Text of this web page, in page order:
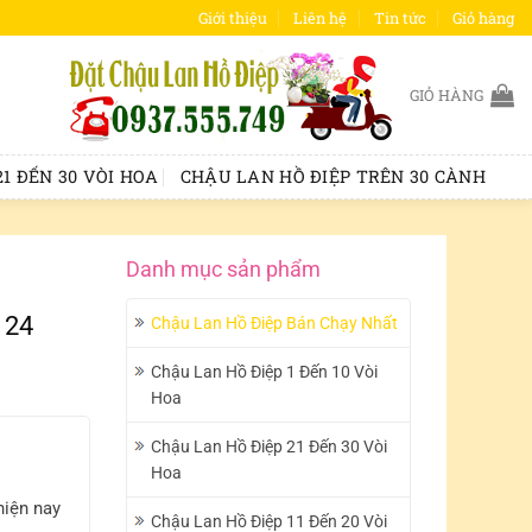
Giới thiệu Liên hệ Tin tức Giỏ hàng
GIỎ HÀNG
ĐẾN 30 VÒI HOA CHẬU LAN HỒ ĐIỆP TRÊN 30 CÀNH
Danh mục sản phẩm
Chậu Lan Hồ Điệp Bán Chạy Nhất
Chậu Lan Hồ Điệp 1 Đến 10 Vòi
Hoa
Chậu Lan Hồ Điệp 21 Đến 30 Vòi
Hoa
Chậu Lan Hồ Điệp 11 Đến 20 Vòi
nay